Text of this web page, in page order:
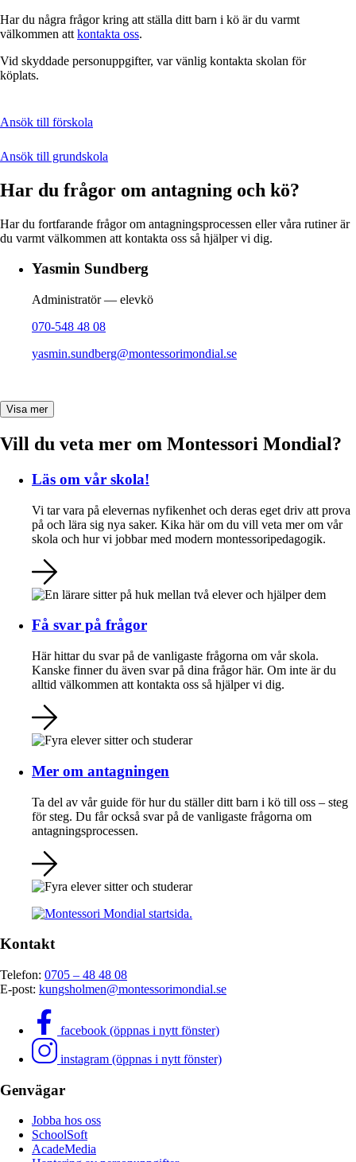
Har du några frågor kring att ställa ditt barn i kö är du varmt
välkommen att kontakta oss.
Vid skyddade personuppgifter, var vänlig kontakta skolan för
köplats.
Ansök till förskola
Ansök till grundskola
Har du frågor om antagning och kö?
Har du fortfarande frågor om antagningsprocessen eller våra rutiner är
du varmt välkommen att kontakta oss så hjälper vi dig.
Yasmin Sundberg
Administratör — elevkö
070-548 48 08
yasmin.sundberg@montessorimondial.se
Visa mer
Vill du veta mer om Montessori Mondial?
Läs om vår skola!
Vi tar vara på elevernas nyfikenhet och deras eget driv att prova
på och lära sig nya saker. Kika här om du vill veta mer om vår
skola och hur vi jobbar med modern montessoripedagogik.
Få svar på frågor
Här hittar du svar på de vanligaste frågorna om vår skola.
Kanske finner du även svar på dina frågor här. Om inte är du
alltid välkommen att kontakta oss så hjälper vi dig.
Mer om antagningen
Ta del av vår guide för hur du ställer ditt barn i kö till oss – steg
för steg. Du får också svar på de vanligaste frågorna om
antagningsprocessen.
Kontakt
Telefon: 0705 – 48 48 08
E-post: kungsholmen@montessorimondial.se
facebook (öppnas i nytt fönster)
instagram (öppnas i nytt fönster)
Genvägar
Jobba hos oss
SchoolSoft
AcadeMedia